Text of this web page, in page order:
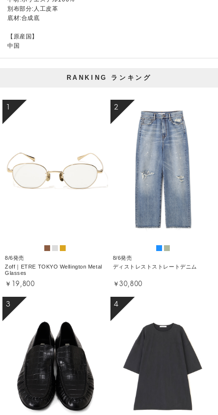
別布部分:人工皮革
底材:合成底
【原産国】
中国
RANKING ランキング
1
8/6発売
Zoff｜ETRE TOKYO Wellington Metal
Glasses
￥19,800
2
8/6発売
ディストレストストレートデニム
￥30,800
3 4